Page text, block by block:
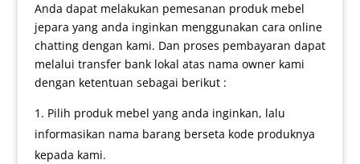
Anda dapat melakukan pemesanan produk mebel
jepara yang anda inginkan menggunakan cara online
chatting dengan kami. Dan proses pembayaran dapat
melalui transfer bank lokal atas nama owner kami
dengan ketentuan sebagai berikut :
Pilih produk mebel yang anda inginkan, lalu
informasikan nama barang berseta kode produknya
kepada kami.